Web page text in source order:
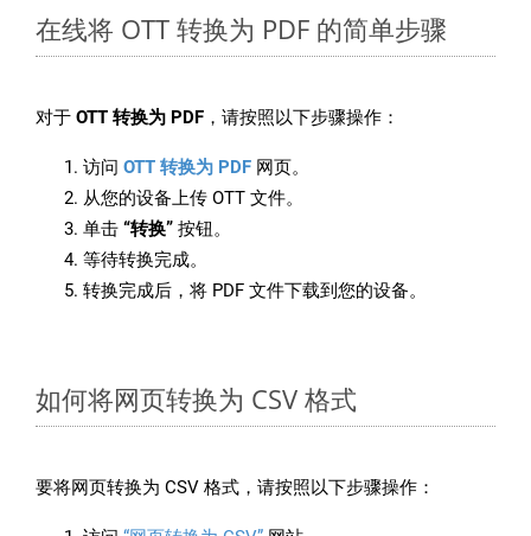
在线将 OTT 转换为 PDF 的简单步骤
对于 OTT 转换为 PDF ，请按照以下步骤操作：
访问 OTT 转换为 PDF 网页。
从您的设备上传 OTT 文件。
单击 “转换” 按钮。
等待转换完成。
转换完成后，将 PDF 文件下载到您的设备。
如何将网页转换为 CSV 格式
要将网页转换为 CSV 格式，请按照以下步骤操作：